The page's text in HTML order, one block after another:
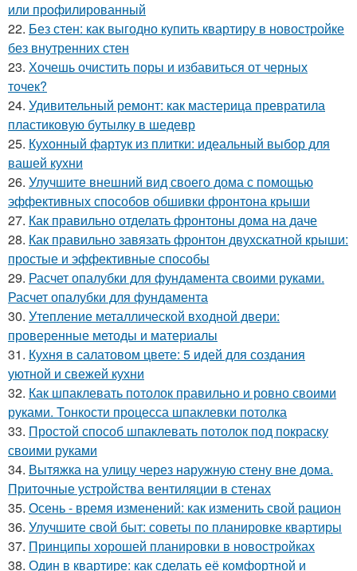
или профилированный
22. Без стен: как выгодно купить квартиру в новостройке
без внутренних стен
23. Хочешь очистить поры и избавиться от черных
точек?
24. Удивительный ремонт: как мастерица превратила
пластиковую бутылку в шедевр
25. Кухонный фартук из плитки: идеальный выбор для
вашей кухни
26. Улучшите внешний вид своего дома с помощью
эффективных способов обшивки фронтона крыши
27. Как правильно отделать фронтоны дома на даче
28. Как правильно завязать фронтон двухскатной крыши:
простые и эффективные способы
29. Расчет опалубки для фундамента своими руками.
Расчет опалубки для фундамента
30. Утепление металлической входной двери:
проверенные методы и материалы
31. Кухня в салатовом цвете: 5 идей для создания
уютной и свежей кухни
32. Как шпаклевать потолок правильно и ровно своими
руками. Тонкости процесса шпаклевки потолка
33. Простой способ шпаклевать потолок под покраску
своими руками
34. Вытяжка на улицу через наружную стену вне дома.
Приточные устройства вентиляции в стенах
35. Осень - время изменений: как изменить свой рацион
36. Улучшите свой быт: советы по планировке квартиры
37. Принципы хорошей планировки в новостройках
38. Один в квартире: как сделать её комфортной и